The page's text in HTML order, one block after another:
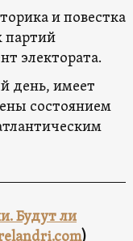
и повестка
партий
электората.
день, имеет
состоянием
Будут ли
)